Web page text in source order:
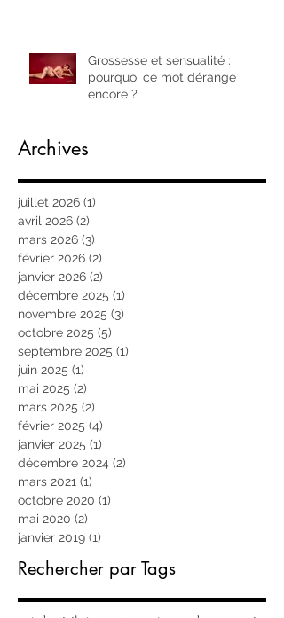
Grossesse et sensualité :
pourquoi ce mot dérange
encore ?
Archives
juillet 2026 (1)
avril 2026 (2)
mars 2026 (3)
février 2026 (2)
janvier 2026 (2)
décembre 2025 (1)
novembre 2025 (3)
octobre 2025 (5)
septembre 2025 (1)
juin 2025 (1)
mai 2025 (2)
mars 2025 (2)
février 2025 (4)
janvier 2025 (1)
décembre 2024 (2)
mars 2021 (1)
octobre 2020 (1)
mai 2020 (2)
janvier 2019 (1)
Rechercher par Tags